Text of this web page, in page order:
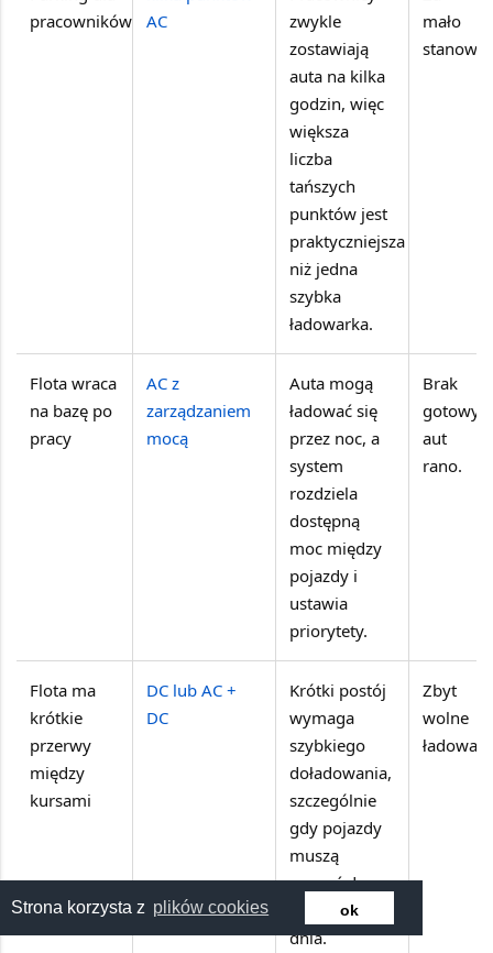
Strona korzysta z plików cookies ok
pracowników
AC
zwykle
zostawiają
auta na kilka
godzin, więc
większa
liczba
tańszych
punktów jest
praktyczniejsza
niż jedna
szybka
ładowarka.
mało
Flota wraca
na bazę po
pracy
AC z
zarządzaniem
mocą
Auta mogą
ładować się
przez noc, a
system
rozdziela
dostępną
moc między
pojazdy i
ustawia
priorytety.
Brak
aut
rano.
Flota ma
krótkie
przerwy
między
kursami
DC lub AC +
DC
Krótki postój
wymaga
szybkiego
doładowania,
szczególnie
gdy pojazdy
muszą
wracać do
pracy w ciągu
dnia.
Zbyt
wolne